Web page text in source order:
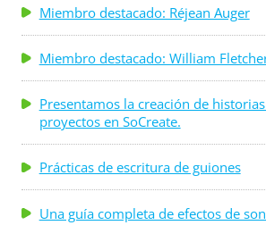
Miembro destacado: Réjean Auger
Miembro destacado: William
Presentamos la creación de
proyectos en SoCreate.
Prácticas de escritura de guiones
Una guía completa de efectos de